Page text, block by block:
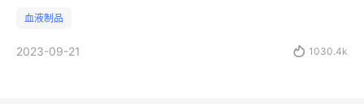
血液制品
2023-09-21  1030.4k